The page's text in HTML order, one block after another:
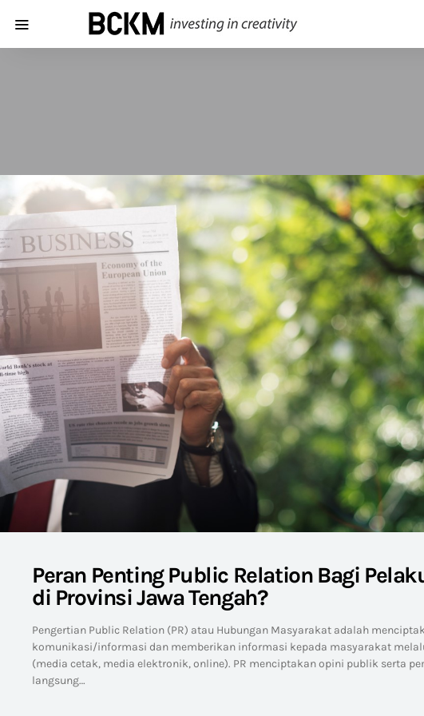
Peran Penting Public Relation Bagi
di Provinsi Jawa Tengah?
Pengertian Public Relation (PR) atau Hubungan Masyarakat adalah
komunikasi/informasi dan memberikan informasi kepada masyarakat
(media cetak, media elektronik, online). PR menciptakan opini publik serta
langsung…